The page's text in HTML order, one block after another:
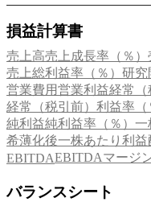
損益計算書
売上高売上成長率（％）
売上総利益率（％） 研究
営業費用営業利益経常（
経常（税引前）利益率（
純利益純利益率（％） 一
希薄化後一株あたり利益
EBITDAEBITDAマージ
バランスシート